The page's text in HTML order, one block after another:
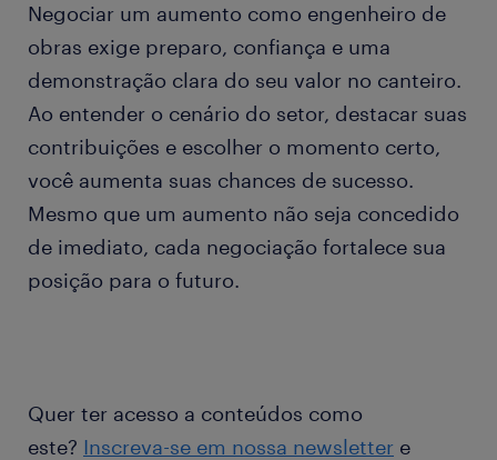
Negociar um aumento como engenheiro de
obras exige preparo, confiança e uma
demonstração clara do seu valor no canteiro.
Ao entender o cenário do setor, destacar suas
contribuições e escolher o momento certo,
você aumenta suas chances de sucesso.
Mesmo que um aumento não seja concedido
de imediato, cada negociação fortalece sua
posição para o futuro.
Quer ter acesso a conteúdos como
este? Inscreva-se em nossa newsletter e